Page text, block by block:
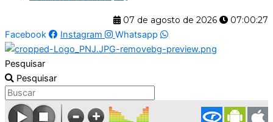
07 de agosto de 2026
07:00:28
Facebook
Instagram Whatsapp
Pesquisar
Pesquisar